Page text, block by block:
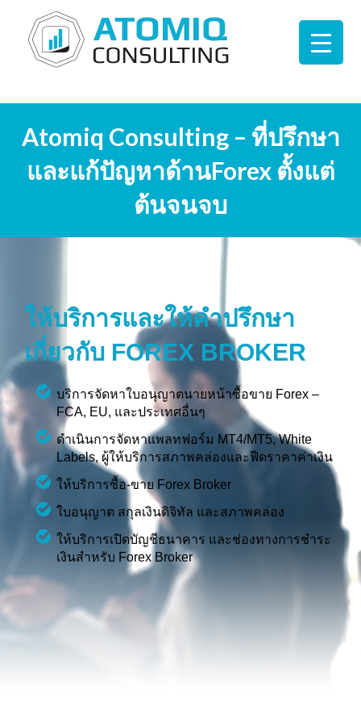
Atomiq Consulting – ที่ปรึกษา
และแก้ปัญหาด้านForex ตั้งแต่
ต้นจนจบ
ให้บริการและให้คำปรึกษา
เกี่ยวกับ FOREX BROKER
บริการจัดหาใบอนุญาตนายหน้าซื้อขาย Forex –
FCA, EU, และประเทศอื่นๆ
ดำเนินการจัดหาแพลทฟอร์ม MT4/MT5, White
Labels, ผู้ให้บริการสภาพคล่องและฟีดราคาค่าเงิน
ให้บริการซื้อ-ขาย Forex Broker
ใบอนุญาต สกุลเงินดิจิทัล และสภาพคล่อง
ให้บริการเปิดบัญชีธนาคาร และช่องทางการชำระ
เงินสำหรับ Forex Broker